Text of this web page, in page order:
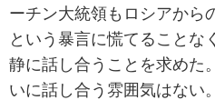
ーチン大統領もロシアから
という暴言に慌てることな
静に話し合うことを求めた
いに話し合う雰囲気はない。